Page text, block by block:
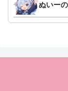
ぬいー
ニベアUV ディープ
ジェル 80g SPF50+ /
美容(日やけによるシ
ぐ)ができる美容ケア